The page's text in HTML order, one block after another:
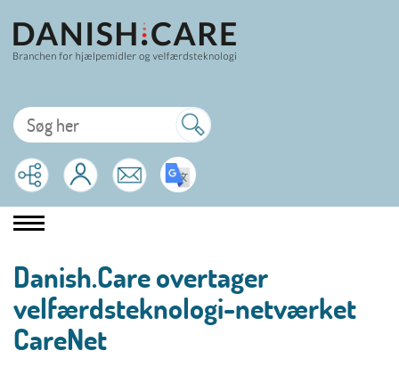
Danish.Care overtager
velfærdsteknologi-netværket
CareNet